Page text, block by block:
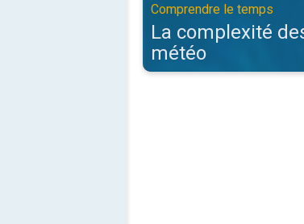
Comprendre le temps
La complexité
météo